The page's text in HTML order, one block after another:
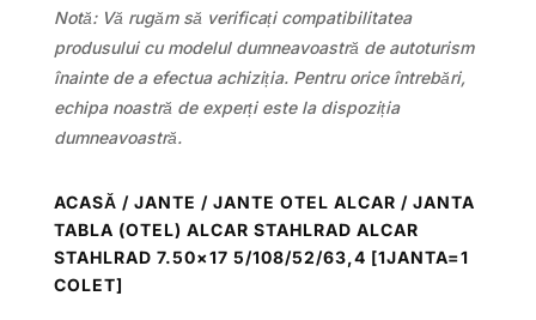
Notă: Vă rugăm să verificați compatibilitatea
produsului cu modelul dumneavoastră de autoturism
înainte de a efectua achiziția. Pentru orice întrebări,
echipa noastră de experți este la dispoziția
dumneavoastră.
ACASĂ / JANTE / JANTE OTEL ALCAR / JANTA
TABLA (OTEL) ALCAR STAHLRAD ALCAR
STAHLRAD 7.50×17 5/108/52/63,4 [1JANTA=1
COLET]